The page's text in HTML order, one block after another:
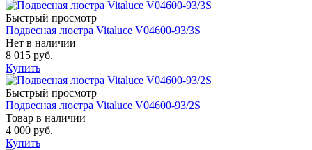
Быстрый просмотр
Подвесная люстра Vitaluce V04600-93/3S
Нет в наличии
8 015 руб.
Купить
Быстрый просмотр
Подвесная люстра Vitaluce V04600-93/2S
Товар в наличии
4 000 руб.
Купить